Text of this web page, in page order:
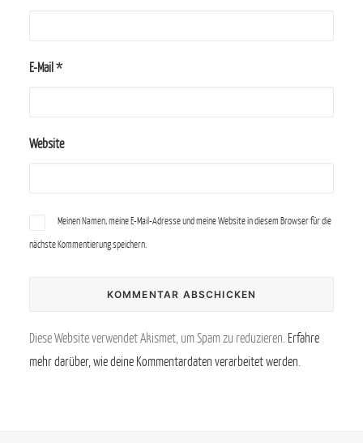
E-Mail *
Website
Meinen Namen, meine E-Mail-Adresse und meine Website in diesem Browser für die
nächste Kommentierung speichern.
Diese Website verwendet Akismet, um Spam zu reduzieren. Erfahre
mehr darüber, wie deine Kommentardaten verarbeitet werden.